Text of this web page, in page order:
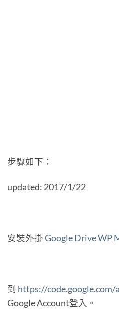
步驟如下：
updated: 2017/1/22
安裝外掛Google Drive WP
到 https://code.google.com/
Google Account登入。